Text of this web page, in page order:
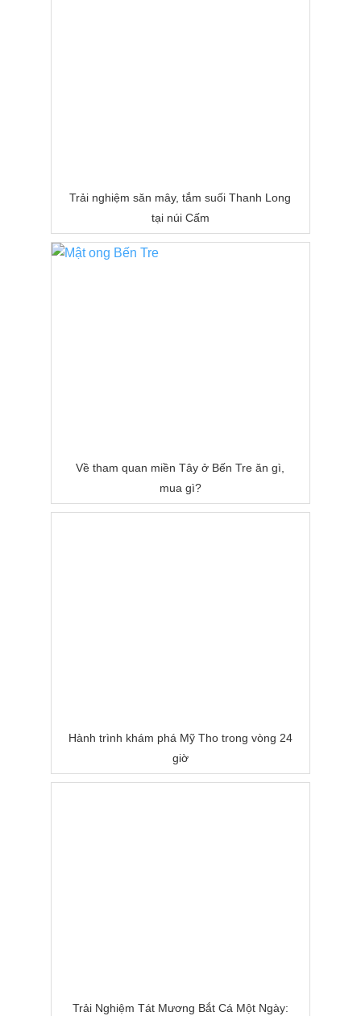
Trải nghiệm săn mây, tắm suối Thanh Long
tại núi Cấm
Về tham quan miền Tây ở Bến Tre ăn gì,
mua gì?
Hành trình khám phá Mỹ Tho trong vòng 24
giờ
Trải Nghiệm Tát Mương Bắt Cá Một Ngày: